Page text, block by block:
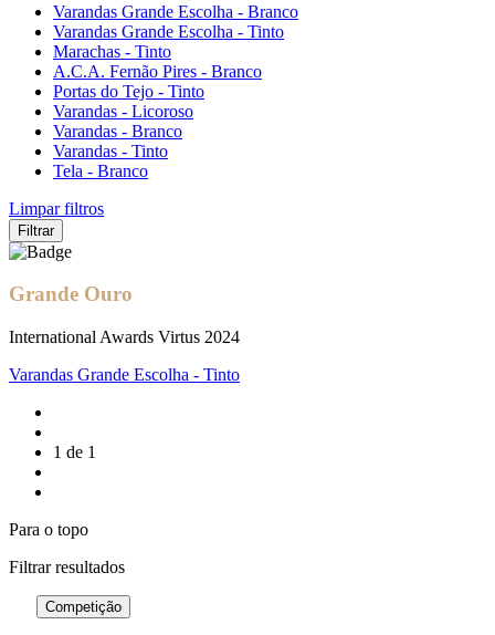
Varandas Grande Escolha - Branco
Varandas Grande Escolha - Tinto
Marachas - Tinto
A.C.A. Fernão Pires - Branco
Portas do Tejo - Tinto
Varandas - Licoroso
Varandas - Branco
Varandas - Tinto
Tela - Branco
Limpar filtros
Filtrar
Grande Ouro
International Awards Virtus 2024
Varandas Grande Escolha - Tinto
1 de 1
Para o topo
Filtrarresultados
Competição